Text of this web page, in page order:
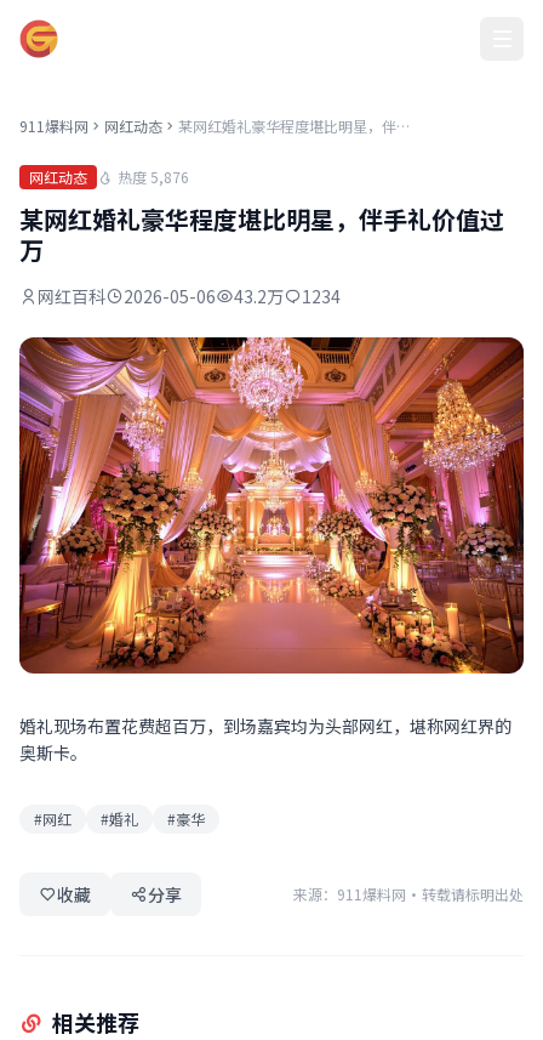
911爆料网 网红动态 某网红婚礼豪华程度堪比明星，伴手礼价值过万
网红动态 热度 5,876
某网红婚礼豪华程度堪比明星，伴手礼价值过
万
网红百科 2026-05-06 43.2万 1234
婚礼现场布置花费超百万，到场嘉宾均为头部网红，堪称网红界的
奥斯卡。
#网红 #婚礼 #豪华
收藏 分享 来源：911爆料网 · 转载请标明出处
相关推荐